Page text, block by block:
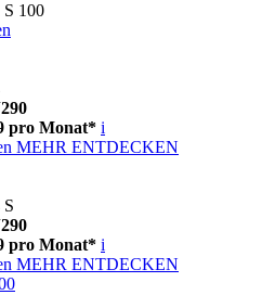
S 100
pro Monat* i
MEHR ENTDECKEN
pro Monat* i
MEHR ENTDECKEN